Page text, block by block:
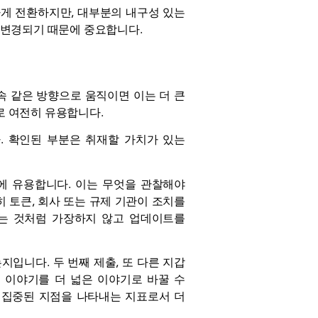
전환하지만, 대부분의 내구성 있는
경되기 때문에 중요합니다.
같은 방향으로 움직이면 이는 더 큰
여전히 유용합니다.
확인된 부분은 취재할 가치가 있는
유용합니다. 이는 무엇을 관찰해야
토큰, 회사 또는 규제 기관이 조치를
것처럼 가장하지 않고 업데이트를
입니다. 두 번째 제출, 또 다른 지갑
야기를 더 넓은 이야기로 바꿀 수
중된 지점을 나타내는 지표로서 더